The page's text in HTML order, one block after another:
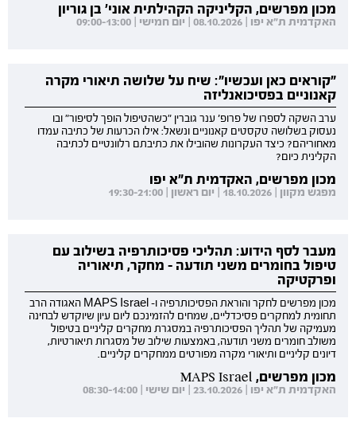
מכון מפרשים, הקליניקה הקהילתית אוני' בן גוריון
האקדמית ת"א יפו | 08.10.2026 | יום חמישי | 09:00-13:00
"קוראים כאן ועכשיו": שיח על שלושה תיאורי מקרה
קאנוניים בפסיכואנליזה
ערב השקה לספרו של פרופ' ענר גוברין "כשהטיפול הופך לסיפור" ובו
נעסוק בשלושה טקסטים קאנוניים ונשאל: אילו הכרעות של כתיבה עמדו
מאחוריהם? כיצד העקרונות שהובילו את כתיבתם רלוונטיים לכתיבה
הקלינית כיום?
מכון מפרשים, האקדמית ת"א יפו
מפגש מקוון | 18.10.2026 | יום ראשון | 19:30-21:00
מעבר לסף הידוע: תהליכי פסיכותרפיה בשילוב עם
טיפול בחומרים משני תודעה - מחקר, תיאוריה
ופרקטיקה
מכון מפרשים לחקר והוראת הפסיכותרפיה ו- MAPS Israel האגודה הרב
תחומית למחקרים פסיכדליים, שמחים להזמינכם ליום עיון שיוקדש לבחינה
מעמיקה של תהליך הפסיכותרפיה במסגרת מחקרים קליניים בטיפול
משולב חומרים משני תודעה, באמצעות שילוב של מסגרות תיאורטיות,
דיונים קליניים ותיאורי מקרה מפורטים ממחקרים קליניים.
מכון מפרשים, MAPS Israel
האקדמית ת"א יפו | 23.10.2026 | יום שישי | 08:30-14:00